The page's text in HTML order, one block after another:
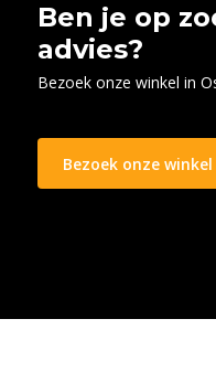
Ben je op
advies?
Bezoek onze winkel in
Bezoek onze winkel